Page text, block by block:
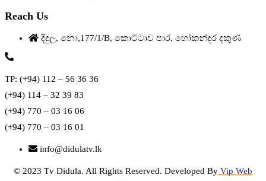
Reach Us
දිදුල, නො,177/1/B, කොට්ටාව පාර, හෝකන්දර දකුණ
TP: (+94) 112 – 56 36 36
(+94) 114 – 32 39 83
(+94) 770 – 03 16 06
(+94) 770 – 03 16 01
info@didulatv.lk
© 2023 Tv Didula. All Rights Reserved. Developed By Vip Web